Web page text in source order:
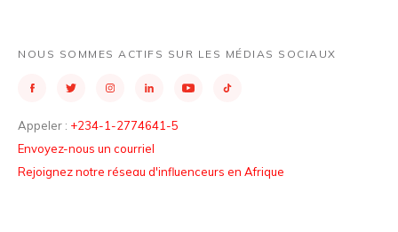
NOUS SOMMES ACTIFS SUR LES MÉDIAS SOCIAUX
Appeler : +234-1-2774641-5
Envoyez-nous un courriel
Rejoignez notre réseau d'influenceurs en Afrique